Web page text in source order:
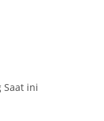
Saat ini